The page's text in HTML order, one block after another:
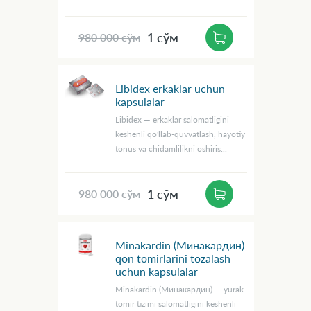
980 000 сўм 1 сўм
Libidex erkaklar uchun
kapsulalar
Libidex — erkaklar salomatligini
keshenli qo'llab-quvvatlash, hayotiy
tonus va chidamlilikni oshiris...
980 000 сўм 1 сўм
Minakardin (Минакардин)
qon tomirlarini tozalash
uchun kapsulalar
Minakardin (Минакардин) — yurak-
tomir tizimi salomatligini keshenli